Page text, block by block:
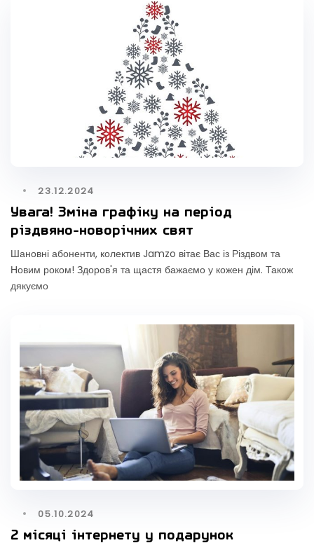
23.12.2024
Увага! Зміна графіку на період
різдвяно-новорічних свят
Шановні абоненти, колектив Jamzo вітає Вас із Різдвом та
Новим роком! Здоров'я та щастя бажаємо у кожен дім. Також
дякуємо
05.10.2024
2 місяці інтернету у подарунок